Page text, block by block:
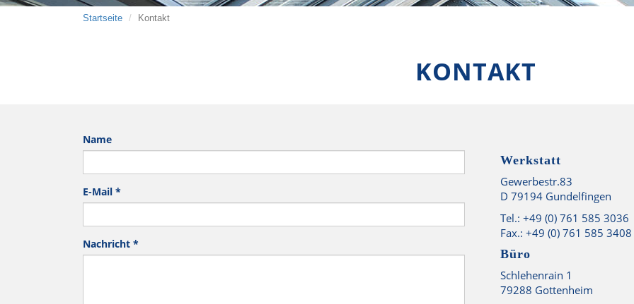
Startseite Kontakt
KONTAKT
Name
E-Mail *
Nachricht *
Werkstatt
Gewerbestr.83
D 79194 Gundelfingen
Tel.: +49 (0) 761 585 3036
Fax.: +49 (0) 761 585 3408
Büro
Schlehenrain 1
79288 Gottenheim